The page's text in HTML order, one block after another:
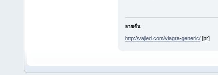
ลายเซ็น:
http://vajled.com/viagra-generic/[pr]